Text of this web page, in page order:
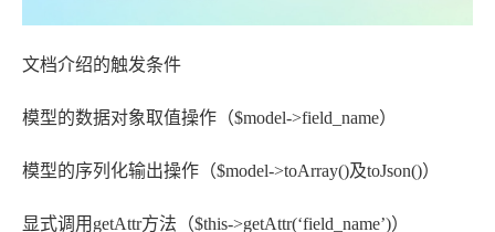
文档介绍的触发条件
模型的数据对象取值操作（$model->field_name）
模型的序列化输出操作（$model->toArray()及toJson()）
显式调用getAttr方法（$this->getAttr(‘field_name’)）